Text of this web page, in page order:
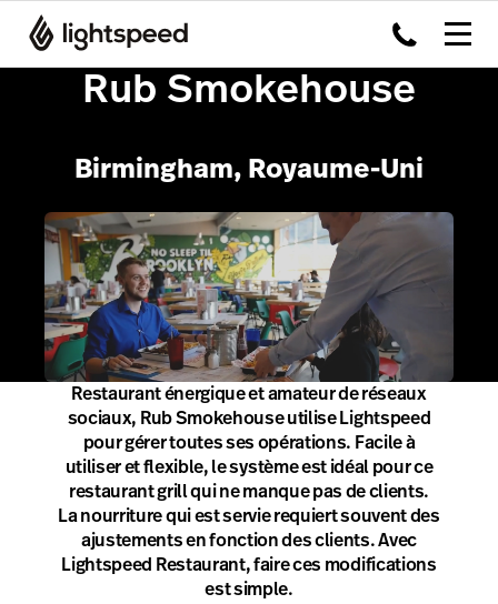
Rub Smokehouse
Birmingham, Royaume-Uni
Restaurant énergique et amateur de réseaux
sociaux, Rub Smokehouse utilise Lightspeed
pour gérer toutes ses opérations. Facile à
utiliser et flexible, le système est idéal pour ce
restaurant grill qui ne manque pas de clients.
La nourriture qui est servie requiert souvent des
ajustements en fonction des clients. Avec
Lightspeed Restaurant, faire ces modifications
est simple.